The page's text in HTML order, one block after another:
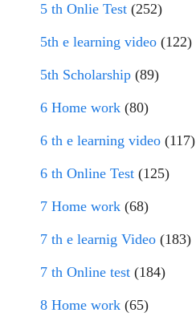
5 th Onlie Test (252)
5th e learning video (122)
5th Scholarship (89)
6 Home work (80)
6 th e learning video (117)
6 th Online Test (125)
7 Home work (68)
7 th e learnig Video (183)
7 th Online test (184)
8 Home work (65)